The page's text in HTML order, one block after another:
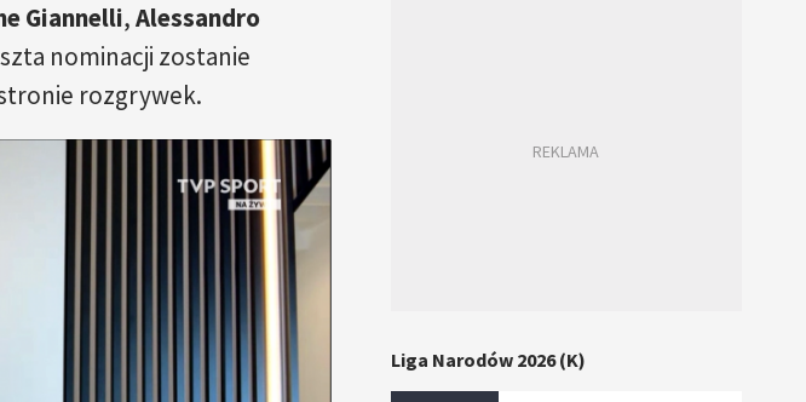
Giannelli,Alessandro
nominacji zostanie
rozgrywek.
Liga Narodów 2026 (K)